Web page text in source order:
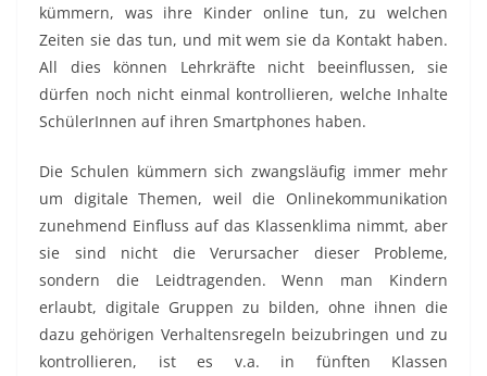
kümmern, was ihre Kinder online tun, zu welchen
Zeiten sie das tun, und mit wem sie da Kontakt haben.
All dies können Lehrkräfte nicht beeinflussen, sie
dürfen noch nicht einmal kontrollieren, welche Inhalte
SchülerInnen auf ihren Smartphones haben.
Die Schulen kümmern sich zwangsläufig immer mehr
um digitale Themen, weil die Onlinekommunikation
zunehmend Einfluss auf das Klassenklima nimmt, aber
sie sind nicht die Verursacher dieser Probleme,
sondern die Leidtragenden. Wenn man Kindern
erlaubt, digitale Gruppen zu bilden, ohne ihnen die
dazu gehörigen Verhaltensregeln beizubringen und zu
kontrollieren, ist es v.a. in fünften Klassen